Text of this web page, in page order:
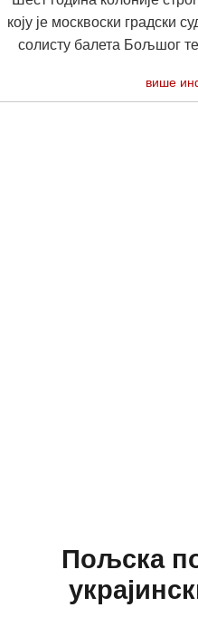
коју је москвоски градски
солисту балета Бољшог
више
Пољска